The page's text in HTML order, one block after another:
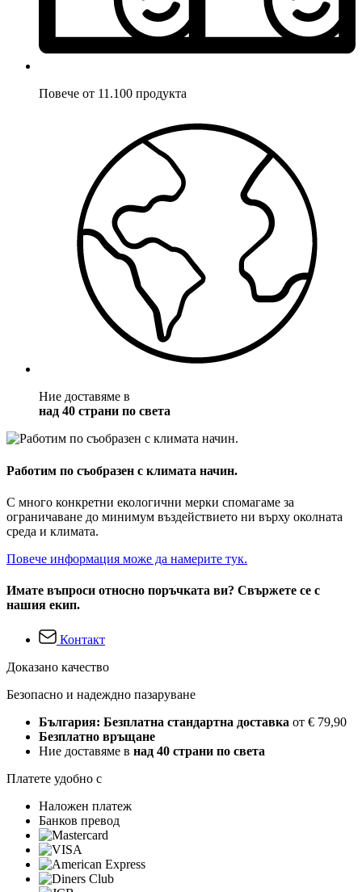
Повече от 11.100 продукта
Ние доставяме в
над 40 страни по света
Работим по съобразен с климата начин.
С много конкретни екологични мерки спомагаме за
ограничаване до минимум въздействието ни върху околната
среда и климата.
Повече информация може да намерите тук.
Имате въпроси относно поръчката ви? Свържете се с
нашия екип.
Контакт
Доказано качество
Безопасно и надеждно пазаруване
България: Безплатна стандартна доставка от € 79,90
Безплатно връщане
Ние доставяме в над 40 страни по света
Платете удобно с
Наложен платеж
Банков превод